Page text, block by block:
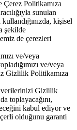
Çerez Politikamıza
sunulan
kişisel
şekilde
de çerezleri
ve/veya
ve/veya
Gizlilik Politikamıza
verilerinizi Gizlilik
toplayacağını,
kabul ediyor ve
olduğunu garanti